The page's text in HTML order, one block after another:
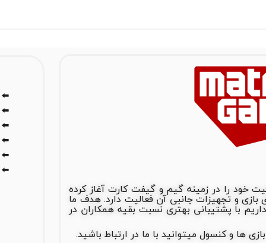
گیم از سال 1388 فعالیت خود را در زمینه گیم و گیفت کارت آغاز کرده
های بازی و تجهیزات جانبی آن فعالیت دارد. هدف ما
با پشتیبانی بهتری نسبت بقیه همکاران در
و کنسول میتوانید با ما در ارتباط باشید.
⬅️
⬅️
⬅️
⬅️
⬅️
⬅️